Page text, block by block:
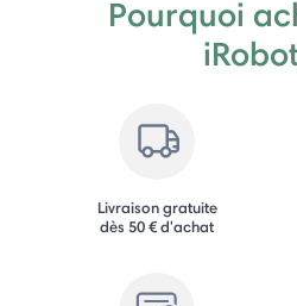
Pourquoi
Livraison gratuite
dès 50 € d'achat